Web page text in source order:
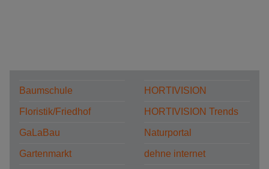
Baumschule
Floristik/Friedhof
GaLaBau
Gartenmarkt
HORTIVISION
HORTIVISION Trends
Naturportal
dehne internet